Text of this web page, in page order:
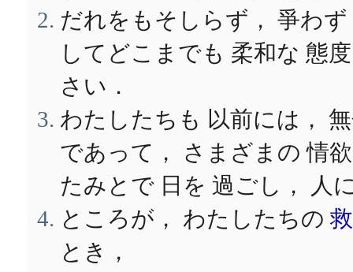
だれをもそしらず， 爭わ
してどこまでも 柔和な 態
さい．
わたしたちも 以前には，
であって， さまざまの 情
たみとで 日を 過ごし， 人
ところが， わたしたちの
とき，